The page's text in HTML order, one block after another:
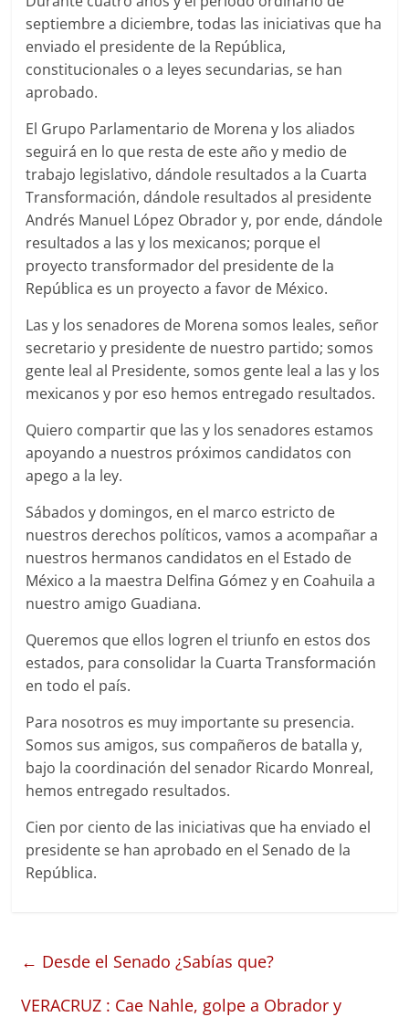
septiembre a diciembre, todas las iniciativas que ha
enviado el presidente de la República,
constitucionales o a leyes secundarias, se han
aprobado.
El Grupo Parlamentario de Morena y los aliados
seguirá en lo que resta de este año y medio de
trabajo legislativo, dándole resultados a la Cuarta
Transformación, dándole resultados al presidente
Andrés Manuel López Obrador y, por ende, dándole
resultados a las y los mexicanos; porque el
proyecto transformador del presidente de la
República es un proyecto a favor de México.
Las y los senadores de Morena somos leales, señor
secretario y presidente de nuestro partido; somos
gente leal al Presidente, somos gente leal a las y los
mexicanos y por eso hemos entregado resultados.
Quiero compartir que las y los senadores estamos
apoyando a nuestros próximos candidatos con
apego a la ley.
Sábados y domingos, en el marco estricto de
nuestros derechos políticos, vamos a acompañar a
nuestros hermanos candidatos en el Estado de
México a la maestra Delfina Gómez y en Coahuila a
nuestro amigo Guadiana.
Queremos que ellos logren el triunfo en estos dos
estados, para consolidar la Cuarta Transformación
en todo el país.
Para nosotros es muy importante su presencia.
Somos sus amigos, sus compañeros de batalla y,
bajo la coordinación del senador Ricardo Monreal,
hemos entregado resultados.
Cien por ciento de las iniciativas que ha enviado el
presidente se han aprobado en el Senado de la
República.
← Desde el Senado ¿Sabías que?
VERACRUZ : Cae Nahle, golpe a Obrador y